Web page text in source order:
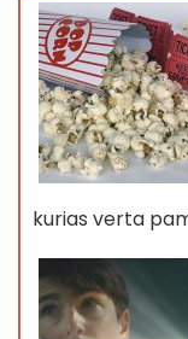
kurias verta